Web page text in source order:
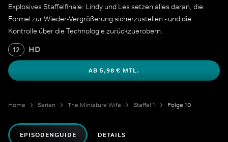
Explosives Staffelfinale: Lindy und Les setzen alles daran, die
Formel zur Wieder-Vergrößerung sicherzustellen - und die
Kontrolle über die Technologie zurückzuerobern.
12 HD
AB 5,98 € MTL.
Home Serien The Miniature Wife Staffel 1 Folge 10
EPISODENGUIDE DETAILS